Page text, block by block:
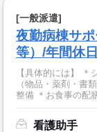
[一般派遣]
夜勤病棟サ
等）/年間休
【具体的には】
（物品・薬剤・書
整備 ＊お食事の配
看護助手